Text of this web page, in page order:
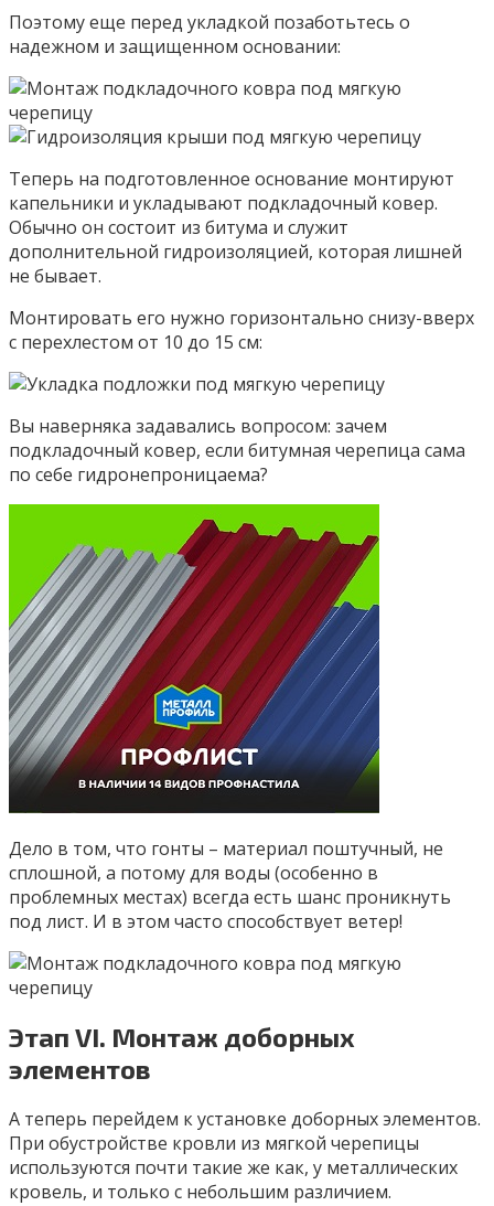
Поэтому еще перед укладкой позаботьтесь о
надежном и защищенном основании:
Теперь на подготовленное основание монтируют
капельники и укладывают подкладочный ковер.
Обычно он состоит из битума и служит
дополнительной гидроизоляцией, которая лишней
не бывает.
Монтировать его нужно горизонтально снизу-вверх
с перехлестом от 10 до 15 см:
Вы наверняка задавались вопросом: зачем
подкладочный ковер, если битумная черепица сама
по себе гидронепроницаема?
Дело в том, что гонты – материал поштучный, не
сплошной, а потому для воды (особенно в
проблемных местах) всегда есть шанс проникнуть
под лист. И в этом часто способствует ветер!
Этап VI. Монтаж доборных
элементов
А теперь перейдем к установке доборных элементов.
При обустройстве кровли из мягкой черепицы
используются почти такие же как, у металлических
кровель, и только с небольшим различием.